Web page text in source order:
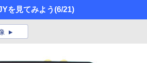
を見てみよう(6/21)